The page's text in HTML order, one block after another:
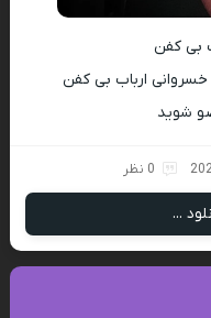
بی کفن
ارباب بی کفن
شوید
0 نظر
...